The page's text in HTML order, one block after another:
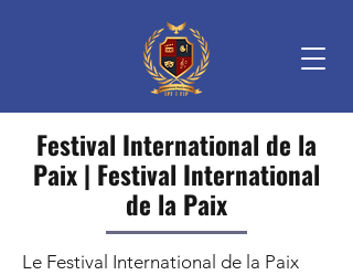
Festival International de la
Paix | Festival International
de la Paix
Le Festival International de la Paix